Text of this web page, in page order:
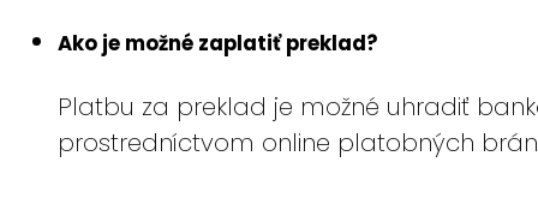
Ako je možné zaplatiť preklad?
Platbu za preklad je možné uhradiť
prostredníctvom online platobných